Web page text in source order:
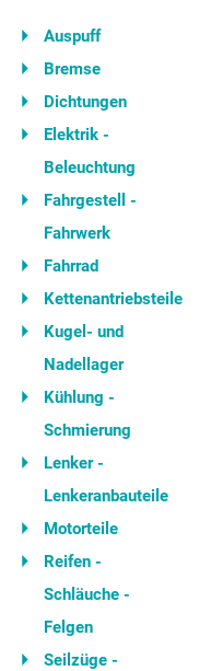
Auspuff
Bremse
Dichtungen
Elektrik -
Beleuchtung
Fahrgestell -
Fahrwerk
Fahrrad
Kettenantriebsteile
Kugel- und
Nadellager
Kühlung -
Schmierung
Lenker -
Lenkeranbauteile
Motorteile
Reifen -
Schläuche -
Felgen
Seilzüge -